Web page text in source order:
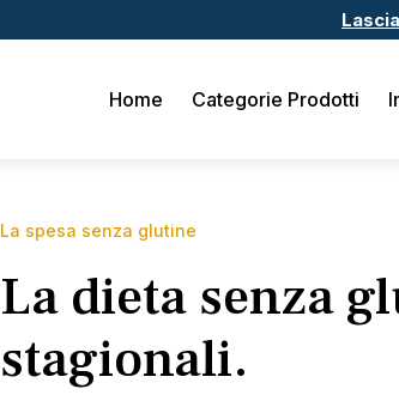
Home Categorie Prodotti
La spesa senza glutine
La dieta senza
stagionali.